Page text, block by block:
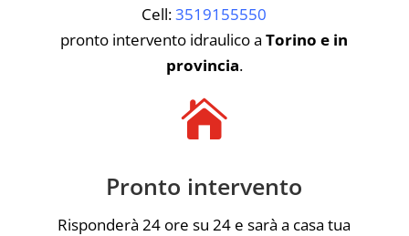
Cell:3519155550
pronto intervento idraulico aTorino e in
provincia.

Pronto intervento
Risponderà 24 ore su 24 e sarà a casa tua